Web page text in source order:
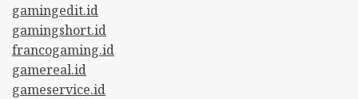
gamingedit.id
gamingshort.id
francogaming.id
gamereal.id
gameservice.id